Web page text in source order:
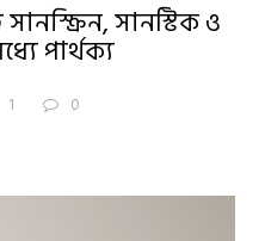
সানস্টিক ও
পার্থক্য
1 0